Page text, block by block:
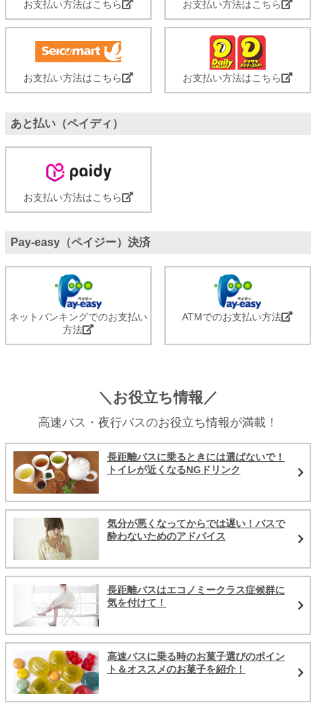
お支払い方法はこちら お支払い方法はこちら
お支払い方法はこちら お支払い方法はこちら
あと払い（ペイディ）
お支払い方法はこちら
Pay-easy（ペイジー）決済
ネットバンキングでのお支払い
方法
ATMでのお支払い方法
＼お役立ち情報／
高速バス・夜行バスのお役立ち情報が満載！
長距離バスに乗るときには選ばないで！
トイレが近くなるNGドリンク
気分が悪くなってからでは遅い！バスで
酔わないためのアドバイス
長距離バスはエコノミークラス症候群に
気を付けて！
高速バスに乗る時のお菓子選びのポイン
ト＆オススメのお菓子を紹介！